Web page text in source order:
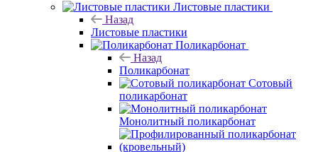
Листовые пластики
Назад
Листовые пластики
Поликарбонат
Назад
Поликарбонат
Сотовый
поликарбонат
Монолитный поликарбонат